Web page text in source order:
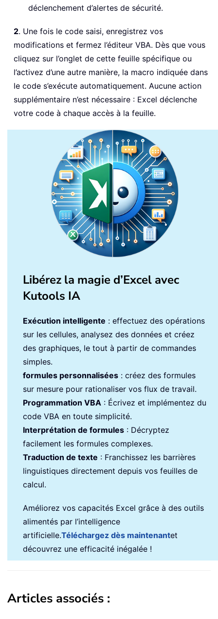
déclenchement d’alertes de sécurité.
2. Une fois le code saisi, enregistrez vos
modifications et fermez l’éditeur VBA. Dès que vous
cliquez sur l’onglet de cette feuille spécifique ou
l’activez d’une autre manière, la macro indiquée dans
le code s’exécute automatiquement. Aucune action
supplémentaire n’est nécessaire : Excel déclenche
votre code à chaque accès à la feuille.
Libérez la magie d’Excel avec
Kutools IA
Exécution intelligente : effectuez des opérations
sur les cellules, analysez des données et créez
des graphiques, le tout à partir de commandes
simples.
formules personnalisées : créez des formules
sur mesure pour rationaliser vos flux de travail.
Programmation VBA : Écrivez et implémentez du
code VBA en toute simplicité.
Interprétation de formules : Décryptez
facilement les formules complexes.
Traduction de texte : Franchissez les barrières
linguistiques directement depuis vos feuilles de
calcul.
Améliorez vos capacités Excel grâce à des outils
alimentés par l’intelligence
artificielle.Téléchargez dès maintenantet
découvrez une efficacité inégalée !
Articles associés :